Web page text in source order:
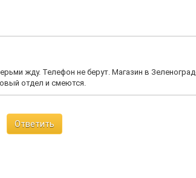
жду. Телефон не берут. Магазин в
отдел и смеются.
Ответить